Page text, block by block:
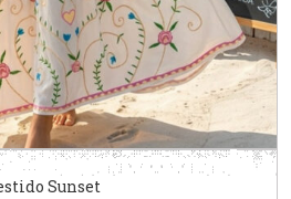
Sunset